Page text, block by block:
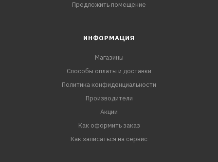
Предложить помещение
ИНФОРМАЦИЯ
Магазины
Способы оплаты и доставки
Политика конфиденциальности
Производители
Акции
Как оформить заказ
Как записаться на сервис